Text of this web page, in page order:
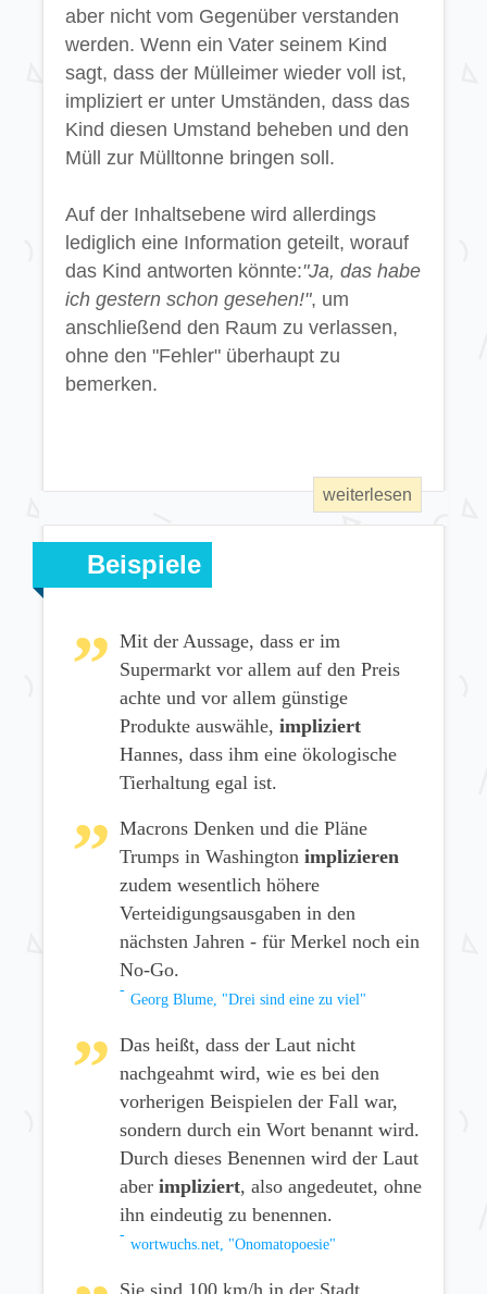
aber nicht vom Gegenüber verstanden
werden. Wenn ein Vater seinem Kind
sagt, dass der Mülleimer wieder voll ist,
impliziert er unter Umständen, dass das
Kind diesen Umstand beheben und den
Müll zur Mülltonne bringen soll.
Auf der Inhaltsebene wird allerdings
lediglich eine Information geteilt, worauf
das Kind antworten könnte:"Ja, das habe
ich gestern schon gesehen!", um
anschließend den Raum zu verlassen,
ohne den "Fehler" überhaupt zu
bemerken.
Beispiele
Mit der Aussage, dass er im
Supermarkt vor allem auf den Preis
achte und vor allem günstige
Produkte auswähle, impliziert
Hannes, dass ihm eine ökologische
Tierhaltung egal ist.
Macrons Denken und die Pläne
Trumps in Washington implizieren
zudem wesentlich höhere
Verteidigungsausgaben in den
nächsten Jahren - für Merkel noch ein
No-Go.
Georg Blume, "Drei sind eine zu viel"
Das heißt, dass der Laut nicht
nachgeahmt wird, wie es bei den
vorherigen Beispielen der Fall war,
sondern durch ein Wort benannt wird.
Durch dieses Benennen wird der Laut
aber impliziert, also angedeutet, ohne
ihn eindeutig zu benennen.
wortwuchs.net, "Onomatopoesie"
Sie sind 100 km/h in der Stadt